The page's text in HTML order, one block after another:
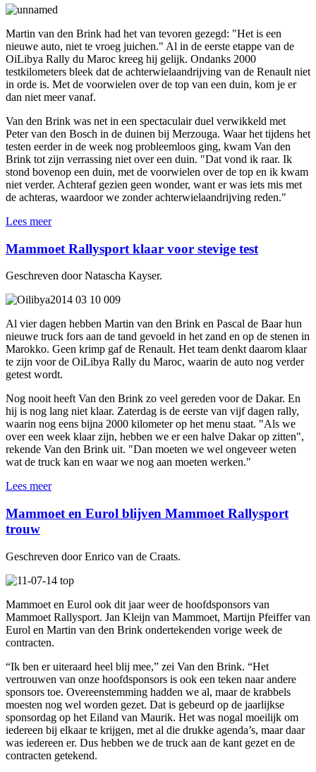
Martin van den Brink had het van tevoren gezegd: "Het is een
nieuwe auto, niet te vroeg juichen." Al in de eerste etappe van de
OiLibya Rally du Maroc kreeg hij gelijk. Ondanks 2000
testkilometers bleek dat de achterwielaandrijving van de Renault niet
in orde is. Met de voorwielen over de top van een duin, kom je er
dan niet meer vanaf.
Van den Brink was net in een spectaculair duel verwikkeld met
Peter van den Bosch in de duinen bij Merzouga. Waar het tijdens het
testen eerder in de week nog probleemloos ging, kwam Van den
Brink tot zijn verrassing niet over een duin. "Dat vond ik raar. Ik
stond bovenop een duin, met de voorwielen over de top en ik kwam
niet verder. Achteraf gezien geen wonder, want er was iets mis met
de achteras, waardoor we zonder achterwielaandrijving reden."
Lees meer
Mammoet Rallysport klaar voor stevige test
Geschreven door Natascha Kayser.
Al vier dagen hebben Martin van den Brink en Pascal de Baar hun
nieuwe truck fors aan de tand gevoeld in het zand en op de stenen in
Marokko. Geen krimp gaf de Renault. Het team denkt daarom klaar
te zijn voor de OiLibya Rally du Maroc, waarin de auto nog verder
getest wordt.
Nog nooit heeft Van den Brink zo veel gereden voor de Dakar. En
hij is nog lang niet klaar. Zaterdag is de eerste van vijf dagen rally,
waarin nog eens bijna 2000 kilometer op het menu staat. "Als we
over een week klaar zijn, hebben we er een halve Dakar op zitten",
rekende Van den Brink uit. "Dan moeten we wel ongeveer weten
wat de truck kan en waar we nog aan moeten werken."
Lees meer
Mammoet en Eurol blijven Mammoet Rallysport
trouw
Geschreven door Enrico van de Craats.
Mammoet en Eurol ook dit jaar weer de hoofdsponsors van
Mammoet Rallysport. Jan Kleijn van Mammoet, Martijn Pfeiffer van
Eurol en Martin van den Brink ondertekenden vorige week de
contracten.
“Ik ben er uiteraard heel blij mee,” zei Van den Brink. “Het
vertrouwen van onze hoofdsponsors is ook een teken naar andere
sponsors toe. Overeenstemming hadden we al, maar de krabbels
moesten nog wel worden gezet. Dat is gebeurd op de jaarlijkse
sponsordag op het Eiland van Maurik. Het was nogal moeilijk om
iedereen bij elkaar te krijgen, met al die drukke agenda’s, maar daar
was iedereen er. Dus hebben we de truck aan de kant gezet en de
contracten getekend.